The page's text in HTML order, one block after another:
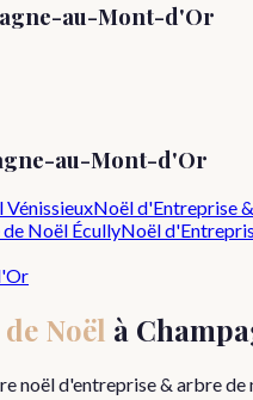
au-Mont-d'Or
au-Mont-d'Or
VénissieuxNoël d'Entreprise
Noël ÉcullyNoël
Noël à
noël d'entreprise & arbre de